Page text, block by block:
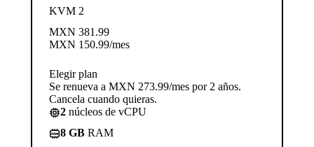
KVM 2
MXN 381.99
MXN 150.99/mes
Elegir plan
Se renueva a MXN 273.99/mes por 2 años.
Cancela cuando quieras.
2 núcleos de vCPU
8 GB RAM